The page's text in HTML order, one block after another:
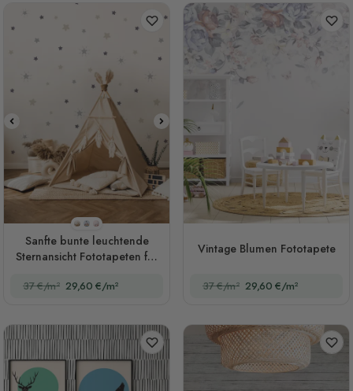
Stil 1
Stil 2
Stil 3
Sanfte bunte leuchtende
Sternansicht Fototapeten für
37 €/m² 29,60 €/m²
Vintage Blumen Fototapete
37 €/m² 29,60 €/m²